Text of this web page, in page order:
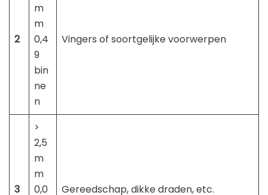
2
m
m
0,4
9
bin
ne
n
Vingers of soortgelijke voorwerpen
3
>
2,5
m
m
0,0
Gereedschap, dikke draden, etc.